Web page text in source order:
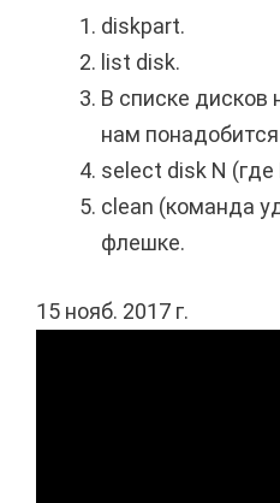
diskpart.
list disk.
В списке дисков
нам
select disk N
clean (команда
флешке.
15 нояб. 2017 г.